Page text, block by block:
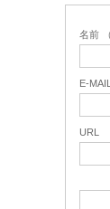
名前
E-MAIL
URL